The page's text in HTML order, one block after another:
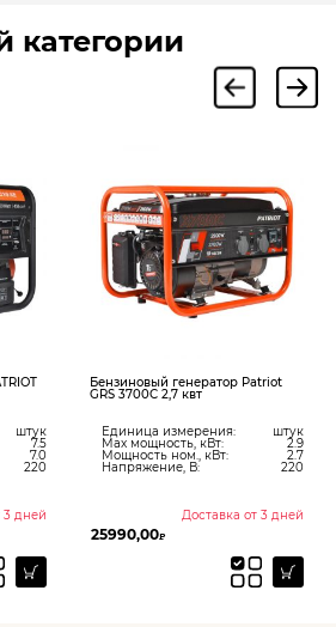
категории
Бензиновый генератор Patriot
GRS 3700C 2,7 квт
Единица измерения: штук
Max мощность, кВт:
Мощность ном., кВт:
Напряжение, В:
Доставка от 3 дней
25990,00₽
Max